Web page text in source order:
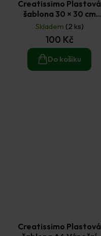
Creatissimo Plastová
šablona 30 × 30 cm
Mandala velká
Skladem (2 ks)
100 Kč
Do košíku
Creatissimo Plastová